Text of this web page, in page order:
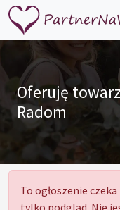
Oferuję
Radom
To ogłoszenie
tylko podgląd. Nie